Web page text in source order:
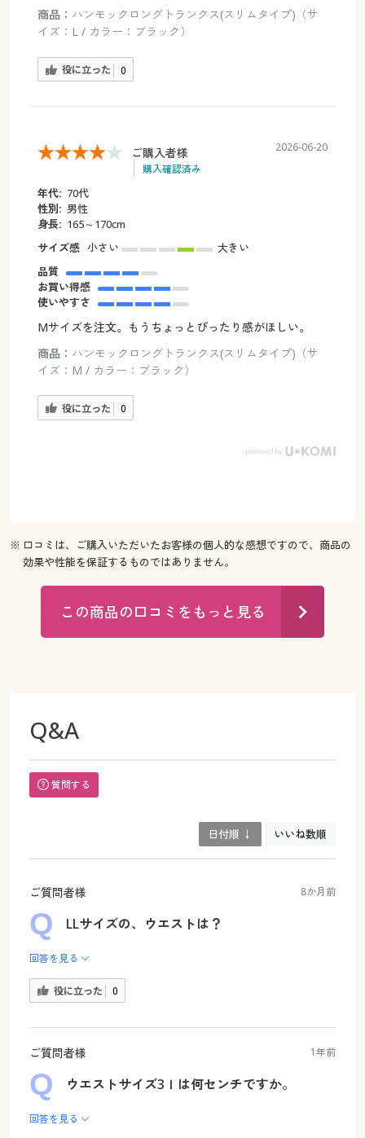
商品： ハンモックロングトランクス(スリムタイプ)（サ
イズ：L / カラー：ブラック）
役に立った 0
ご購入者様
購入確認済み
2026-06-20
年代: 70代
性別: 男性
身長: 165～170cm
サイズ感 小さい
大きい
品質
お買い得感
使いやすさ
Mサイズを注文。もうちょっとぴったり感がほしい。
商品： ハンモックロングトランクス(スリムタイプ)（サ
イズ：M / カラー：ブラック）
役に立った 0
※ 口コミは、ご購入いただいたお客様の個人的な感想ですので、商品の
効果や性能を保証するものではありません。
この商品の口コミをもっと見る
Q&A
質問する
日付順 ↓ いいね数順
ご質問者様 8か月前
LLサイズの、ウエストは？
回答を見る
役に立った 0
ご質問者様 1年前
ウエストサイズ3ｌは何センチですか。
回答を見る